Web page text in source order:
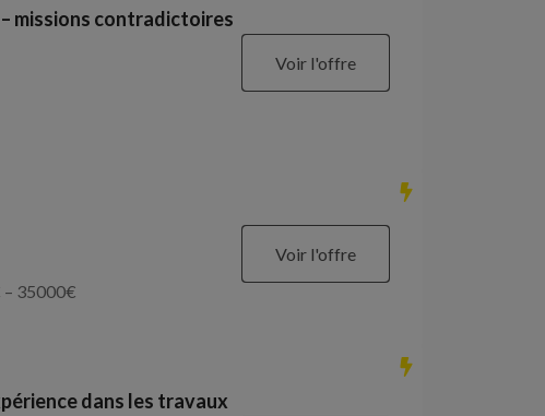
missions contradictoires
Voir l'offre
35000€
Voir l'offre
dans les travaux